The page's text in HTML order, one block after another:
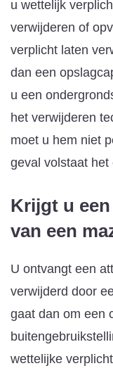
u wettelijk
verwijderen of
verplicht laten
dan een
u een
het verwijderen
moet u hem niet
geval volstaat
Krijgt u
van een
U ontvangt een
verwijderd door
gaat dan om een
wettelijke